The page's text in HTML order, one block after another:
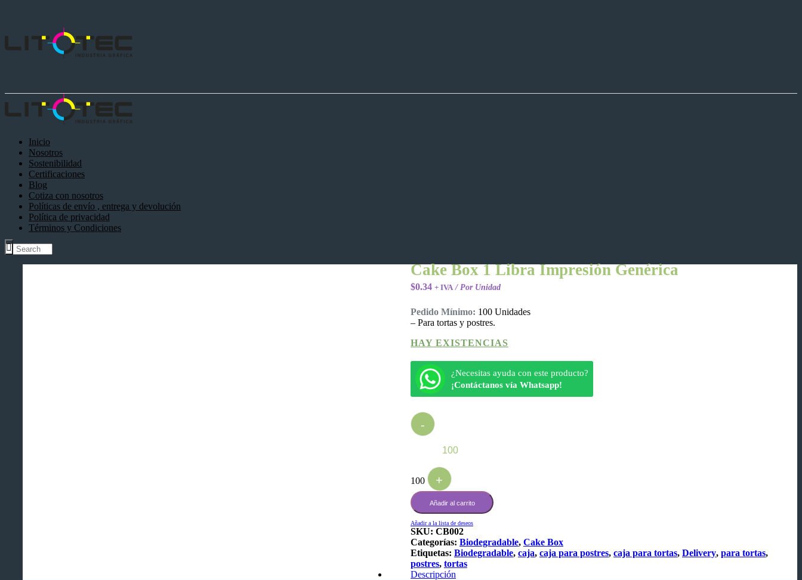
Inicio
Nosotros
Sostenibilidad
Certificaciones
Blog
Cotiza con nosotros
Políticas de envío , entrega y devolución
Política de privacidad
Términos y Condiciones
Cake Box 1 Libra Impresión Genérica
$0.34 + IVA/ Por Unidad
Pedido Mínimo: 100 Unidades
– Para tortas y postres.
HAY EXISTENCIAS
¿Necesitas ayuda con este producto?
¡Contáctanos vía Whatsapp!
Quantity
-
100 +
Añadir al carrito
Añadir a la lista de deseos
SKU: CB002
Categorías: Biodegradable, Cake Box
Etiquetas: Biodegradable, caja, caja para postres, caja para tortas, Delivery, para tortas,
postres, tortas
Descripción